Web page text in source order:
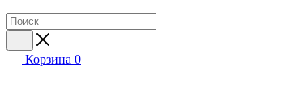
Корзина 0